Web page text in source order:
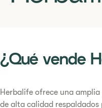
¿Qué vende
Herbalife ofrece una
de alta calidad